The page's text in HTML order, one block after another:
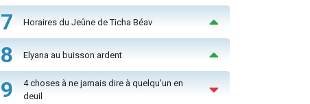
7 Horaires du Jeûne de Ticha Béav
8 Elyana au buisson ardent
9
4 choses à ne jamais dire à quelqu'un en
deuil